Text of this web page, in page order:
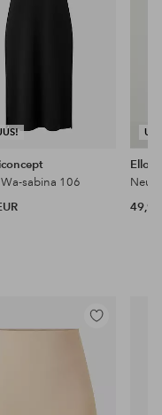
sabina 106
Ellos
49,99
Lisää